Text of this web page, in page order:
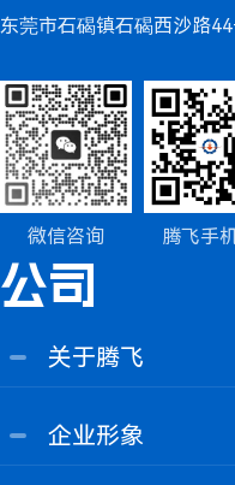
东莞市石碣镇石碣西沙路
微信咨询 腾飞手
公司
关于腾飞
企业形象